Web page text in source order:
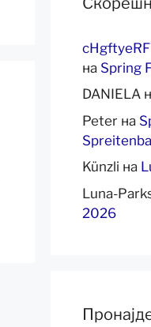
на Spring
DANIELA
Peter на
Künzli на
Luna-
2026